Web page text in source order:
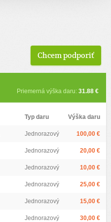
Chcem podporiť
Priemerná výška daru: 31.88 €
Typ daru Výška daru
Jednorazový 100,00 €
Jednorazový 20,00 €
Jednorazový 10,00 €
Jednorazový 25,00 €
Jednorazový 15,00 €
Jednorazový 30,00 €